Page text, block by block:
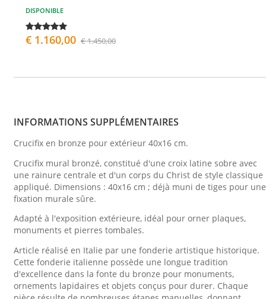
DISPONIBLE
€ 1.160,00 € 1.450,00
INFORMATIONS SUPPLÉMENTAIRES
Crucifix en bronze pour extérieur 40x16 cm.
Crucifix mural bronzé, constitué d'une croix latine sobre avec
une rainure centrale et d'un corps du Christ de style classique
appliqué. Dimensions : 40x16 cm ; déjà muni de tiges pour une
fixation murale sûre.
Adapté à l'exposition extérieure, idéal pour orner plaques,
monuments et pierres tombales.
Article réalisé en Italie par une fonderie artistique historique.
Cette fonderie italienne possède une longue tradition
d'excellence dans la fonte du bronze pour monuments,
ornements lapidaires et objets conçus pour durer. Chaque